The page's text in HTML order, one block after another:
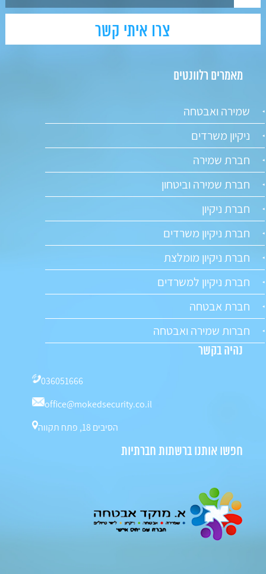
מאמרים רלוונטים
שמירה ואבטחה
ניקיון משרדים
חברת שמירה
חברת שמירה וביטחון
חברת ניקיון
חברת ניקיון משרדים
חברת ניקיון מומלצת
חברת ניקיון למשרדים
חברת אבטחה
חברות שמירה ואבטחה
נהיה בקשר
036051666
office@mokedsecurity.co.il
הסיבים 18, פתח תקווה
חפשו אותנו ברשתות חברתיות